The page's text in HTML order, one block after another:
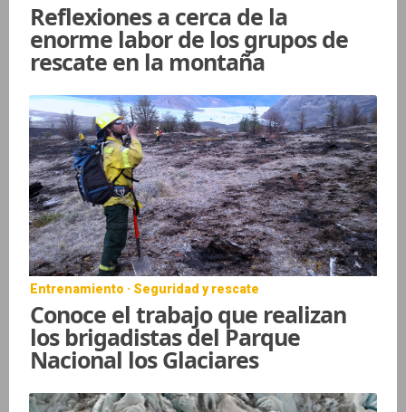
Reflexiones a cerca de la
enorme labor de los grupos de
rescate en la montaña
Entrenamiento · Seguridad y rescate
Conoce el trabajo que realizan
los brigadistas del Parque
Nacional los Glaciares